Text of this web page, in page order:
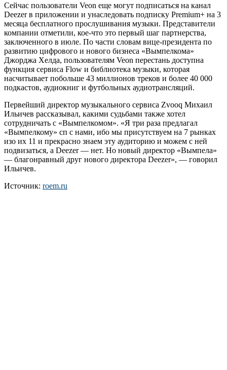
Сейчас пользователи Veon еще могут подписаться на канал
Deezer в приложении и унаследовать подписку Premium+ на 3
месяца бесплатного прослушивания музыки. Представители
компании отметили, кое-что это первый шаг партнерства,
заключенного в июле. По части словам вице-президента по
развитию цифрового и нового бизнеса «Вымпелкома»
Джорджа Хелда, пользователям Veon перестань доступна
функция сервиса Flow и библиотека музыки, которая
насчитывает побольше 43 миллионов треков и более 40 000
подкастов, аудиокниг и футбольных аудиотрансляций.
Первейший директор музыкального сервиса Zvooq Михаил
Ильичев рассказывал, какими судьбами также хотел
сотрудничать с «Вымпелкомом». «Я три раза предлагал
«Вымпелкому» сп с нами, ибо мы присутствуем на 7 рынках
изо их 11 и прекрасно знаем эту аудиторию и можем с ней
подвизаться, а Deezer — нет. Но новый директор «Вымпела»
— благонравный друг нового директора Deezer», — говорил
Ильичев.
Источник: roem.ru